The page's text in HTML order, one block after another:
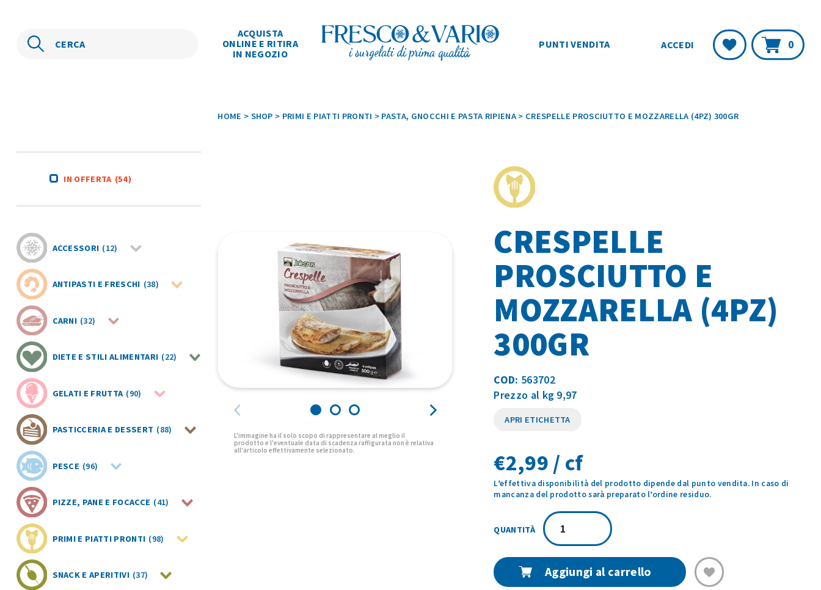
ACQUISTA
ONLINE E RITIRA
IN NEGOZIO
PUNTI VENDITA ACCEDI
Lista
0
HOME > SHOP > PRIMI E PIATTI PRONTI > PASTA, GNOCCHI E PASTA RIPIENA > CRESPELLE PROSCIUTTO E MOZZARELLA (4PZ) 300GR
IN OFFERTA (54)
ACCESSORI (12)
ANTIPASTI E FRESCHI (38)
CARNI (32)
DIETE E STILI ALIMENTARI (22)
GELATI E FRUTTA (90)
PASTICCERIA E DESSERT (88)
PESCE (96)
PIZZE, PANE E FOCACCE (41)
PRIMI E PIATTI PRONTI (98)
SNACK E APERITIVI (37)
CRESPELLE
PROSCIUTTO E
MOZZARELLA (4PZ)
300GR
COD: 563702
Prezzo al kg 9,97
APRI ETICHETTA
€2,99 / cf
L’effettiva disponibilità del prodotto dipende dal punto vendita. In caso di
mancanza del prodotto sarà preparato l’ordine residuo.
CRESPELLE
PROSCIUTTO
(4PZ)
Aggiungi al carrello